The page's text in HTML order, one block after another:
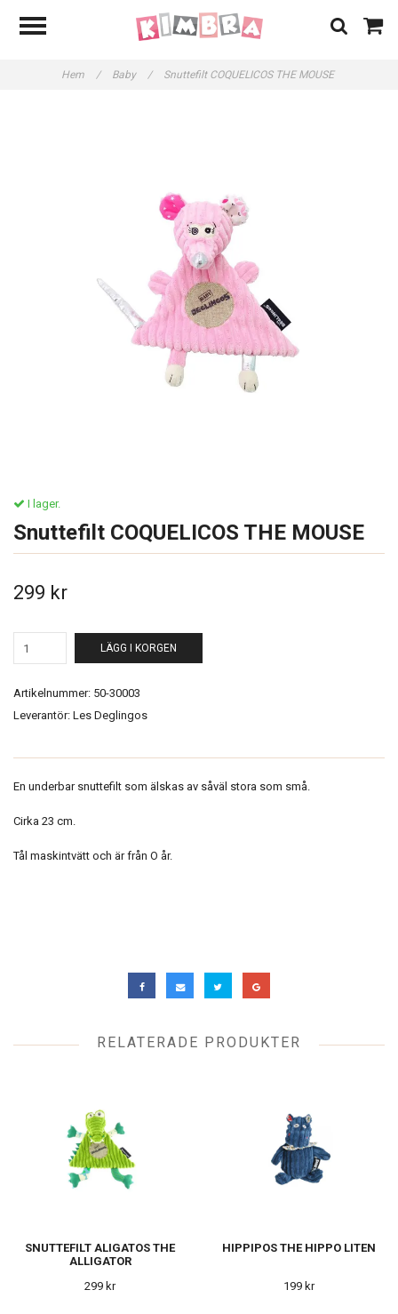
Hem / Baby / Snuttefilt COQUELICOS THE MOUSE
I lager.
Snuttefilt COQUELICOS THE MOUSE
299 kr
LÄGG I KORGEN
Artikelnummer: 50-30003
Leverantör: Les Deglingos
En underbar snuttefilt som älskas av såväl stora som små.
Cirka 23 cm.
Tål maskintvätt och är från O år.
RELATERADE PRODUKTER
SNUTTEFILT ALIGATOS THE
ALLIGATOR
299 kr
HIPPIPOS THE HIPPO LITEN
199 kr